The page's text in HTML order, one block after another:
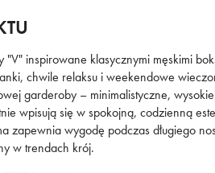
"V" inspirowane klasycznymi męskimi
chwile relaksu i weekendowe
garderoby – minimalistyczne,
wpisują się w spokojną, codzienną
zapewnia wygodę podczas długiego
w trendach krój.
Nasz